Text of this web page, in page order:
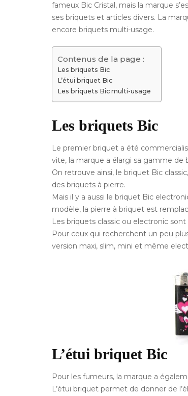
fameux Bic Cristal, mais la marque
ses briquets et articles divers. La
encore briquets multi-usage.
Contenus de la page :
Les briquets Bic
L’étui briquet Bic
Les briquets Bic multi-usage
Les briquets Bic
Le premier briquet a été
vite, la marque a élargi sa gamme
On retrouve ainsi, le briquet Bic
des briquets à pierre.
Mais il y a aussi le briquet Bic
modèle, la pierre à briquet est
Les briquets classic ou electronic
Pour ceux qui recherchent un peu
version maxi, slim, mini et même
L’étui briquet Bic
Pour les fumeurs, la marque a
L’étui briquet permet de donner de